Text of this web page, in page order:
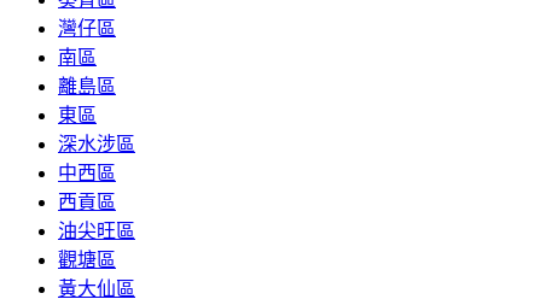
灣仔區
南區
離島區
東區
深水涉區
中西區
西貢區
油尖旺區
觀塘區
黃大仙區